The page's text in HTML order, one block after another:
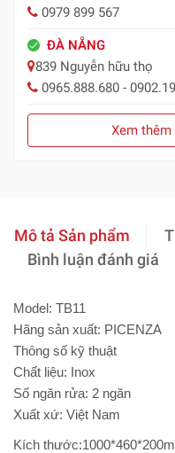
0979 899 567
ĐÀ NẴNG
839 Nguyễn hữu thọ
0965.888.680 -
Xem
Mô tả Sản phẩm
Bình luận đánh giá
Model: TB11
Hãng sản xuất: PICENZA
Thông số kỹ thuật
Chất liệu: Inox
Số ngăn rửa: 2 ngăn
Xuất xứ: Việt Nam
Kích